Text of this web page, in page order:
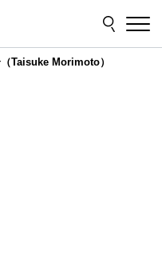
Taisuke Morimoto）